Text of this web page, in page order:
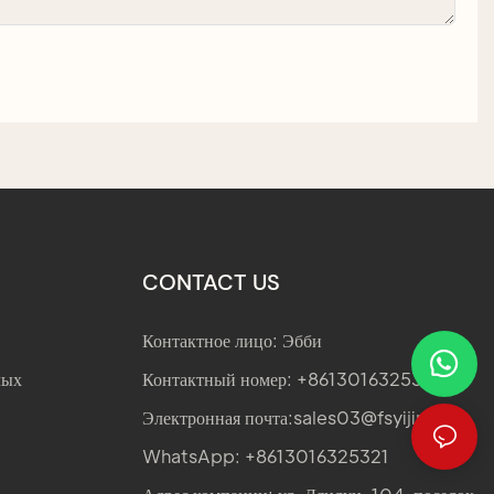
CONTACT US
Контактное лицо: Эбби
Контактный номер: +8613016325321
Электронная почта:sales03@fsyijin.com
WhatsApp: +8613016325321